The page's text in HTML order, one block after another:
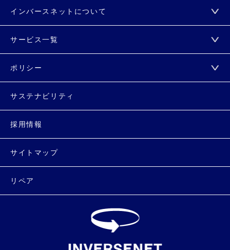
インバースネットについて
サービス一覧
ポリシー
サステナビリティ
採用情報
サイトマップ
リペア